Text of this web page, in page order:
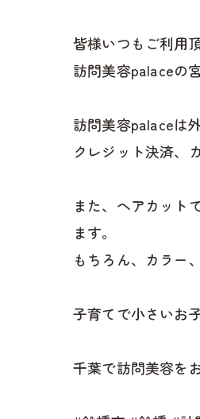
皆様いつもご利用
訪問美容palaceの
訪問美容palaceは
クレジット決済、
また、ヘアカット
ます。
もちろん、カラー
子育てで小さいお
千葉で訪問美容を